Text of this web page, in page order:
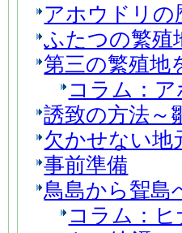
アホウドリの
ふたつの繁殖
第三の繁殖地
コラム：
誘致の方法～
欠かせない地
事前準備
鳥島から聟島
コラム：